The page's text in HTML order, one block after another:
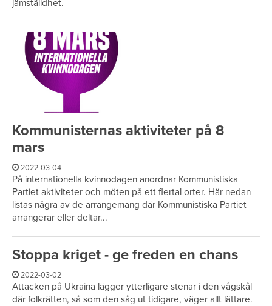
jämställdhet.
Kommunisternas aktiviteter på 8
mars
2022-03-04
På internationella kvinnodagen anordnar Kommunistiska
Partiet aktiviteter och möten på ett flertal orter. Här nedan
listas några av de arrangemang där Kommunistiska Partiet
arrangerar eller deltar...
Stoppa kriget - ge freden en chans
2022-03-02
Attacken på Ukraina lägger ytterligare stenar i den vågskål
där folkrätten, så som den såg ut tidigare, väger allt lättare.